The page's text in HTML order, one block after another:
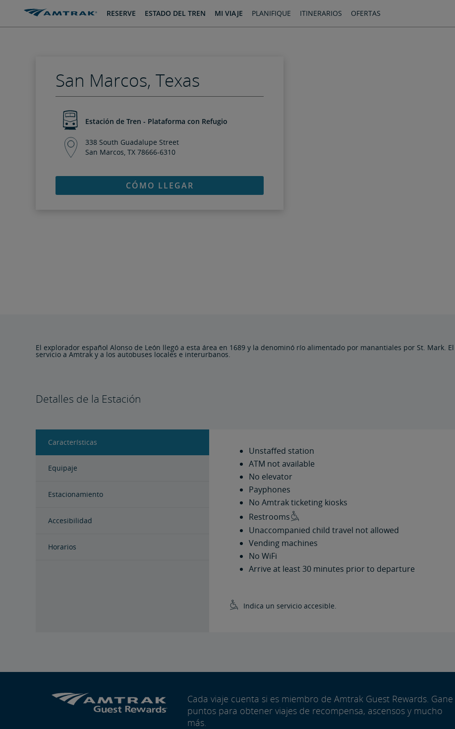
saltar
saltar RESERVE ESTADO DEL TREN MI VIAJE PLANIFIQUE ITINERARIOS OFERTAS
San Marcos, Texas
Estación de Tren - Plataforma con Refugio
338 South Guadalupe Street
San Marcos, TX 78666-6310
CÓMO LLEGAR
El explorador español Alonso de León llegó a esta área en 1689 y la denominó río alimentado por manantiales por St. Mark.
servicio a Amtrak y a los autobuses locales e interurbanos.
Detalles de la Estación
Características
Equipaje
Estacionamiento
Accesibilidad
Horarios
Unstaffed station
ATM not available
No elevator
Payphones
No Amtrak ticketing kiosks
Restrooms
Unaccompanied child travel not allowed
Vending machines
No WiFi
Arrive at least 30 minutes prior to departure
Indica un servicio accesible.
Cada viaje cuenta si es miembro de Amtrak Guest Rewards. Gane
puntos para obtener viajes de recompensa, ascensos y mucho
más.